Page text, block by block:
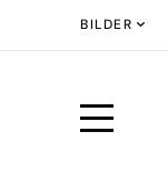
BILDER